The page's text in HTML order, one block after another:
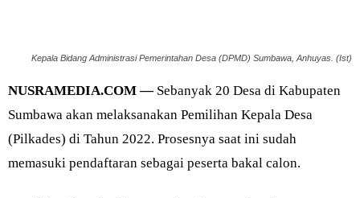
Kepala Bidang Administrasi Pemerintahan Desa (DPMD) Sumbawa, Anhuyas. (Ist)
NUSRAMEDIA.COM —Sebanyak 20 Desa di Kabupaten
Sumbawa akan melaksanakan Pemilihan Kepala Desa
(Pilkades) di Tahun 2022. Prosesnya saat ini sudah
memasuki pendaftaran sebagai peserta bakal calon.